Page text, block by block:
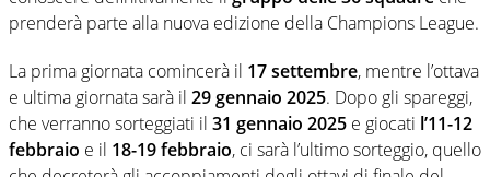
prenderà parte alla nuova edizione della Champions League.
La prima giornata comincerà il 17 settembre, mentre l’ottava
e ultima giornata sarà il 29 gennaio 2025. Dopo gli spareggi,
che verranno sorteggiati il 31 gennaio 2025 e giocati l’11-12
febbraio e il 18-19 febbraio, ci sarà l’ultimo sorteggio, quello